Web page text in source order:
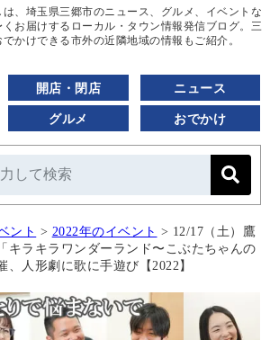
は、埼玉県三郷市のニュース、グルメ、イベントな
くお届けするローカル・タウン情報発信ブログ。三
かけできる市外の近隣地域の情報もご紹介。
開店・閉店 ニュース
グルメ おでかけ
ント > 2022年のイベント > 12/17（土）鷹
キラキラワンダーランド〜こぶたちゃんの
、人形劇に歌に手遊び【2022】